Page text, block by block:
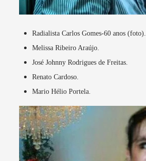
Radialista Carlos Gomes-60 anos (foto).
Melissa Ribeiro Araújo.
José Johnny Rodrigues de Freitas.
Renato Cardoso.
Mario Hélio Portela.